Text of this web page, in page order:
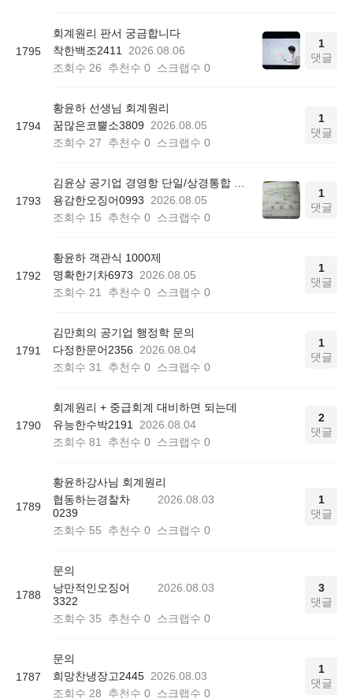
1795
회계원리 판서 궁금합니다
착한백조2411
2026.08.06
조회수 26 추천수 0 스크랩수 0
1
댓글
1794
황윤하 선생님 회계원리
꿈많은코뿔소3809
2026.08.05
조회수 27 추천수 0 스크랩수 0
1
댓글
1793
용감한오징어0993
2026.08.05
조회수 15 추천수 0 스크랩수 0
1
댓글
1792
황윤하 객관식 1000제
명확한기차6973
2026.08.05
조회수 21 추천수 0 스크랩수 0
1
댓글
1791
김만희의 공기업 행정학 문의
다정한문어2356
2026.08.04
조회수 31 추천수 0 스크랩수 0
1
댓글
1790
회계원리 + 중급회계 대비하면 되는데
유능한수박2191
2026.08.04
조회수 81 추천수 0 스크랩수 0
2
댓글
1789
황윤하강사님 회계원리
협동하는경찰차
0239
2026.08.03
조회수 55 추천수 0 스크랩수 0
1
댓글
1788
문의
낭만적인오징어
3322
2026.08.03
조회수 35 추천수 0 스크랩수 0
3
댓글
1787
문의
희망찬냉장고2445 2026.08.03
조회수 28 추천수 0 스크랩수 0
1
댓글